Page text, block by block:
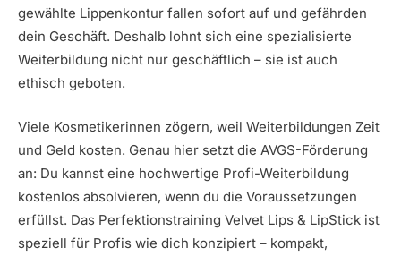
gewählte Lippenkontur fallen sofort auf und gefährden
dein Geschäft. Deshalb lohnt sich eine spezialisierte
Weiterbildung nicht nur geschäftlich – sie ist auch
ethisch geboten.
Viele Kosmetikerinnen zögern, weil Weiterbildungen Zeit
und Geld kosten. Genau hier setzt die AVGS-Förderung
an: Du kannst eine hochwertige Profi-Weiterbildung
kostenlos absolvieren, wenn du die Voraussetzungen
erfüllst. Das Perfektionstraining Velvet Lips & LipStick ist
speziell für Profis wie dich konzipiert – kompakt,